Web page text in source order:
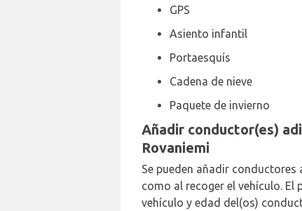
GPS
Asiento infantil
Portaesquís
Cadena de nieve
Paquete de invierno
Añadir conductor(es)
Rovaniemi
Se pueden añadir
como al recoger el vehículo. El
vehículo y edad del(os)